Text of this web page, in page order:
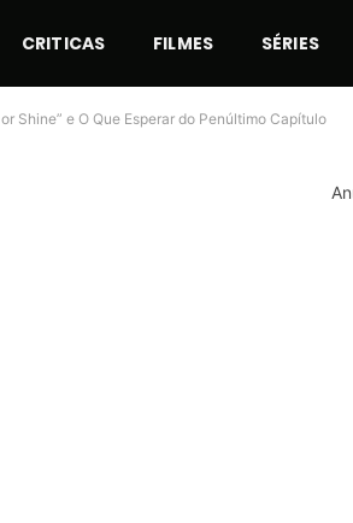
CRITICAS FILMES SÉRIES
Shine” e O Que Esperar do Penúltimo Capítulo